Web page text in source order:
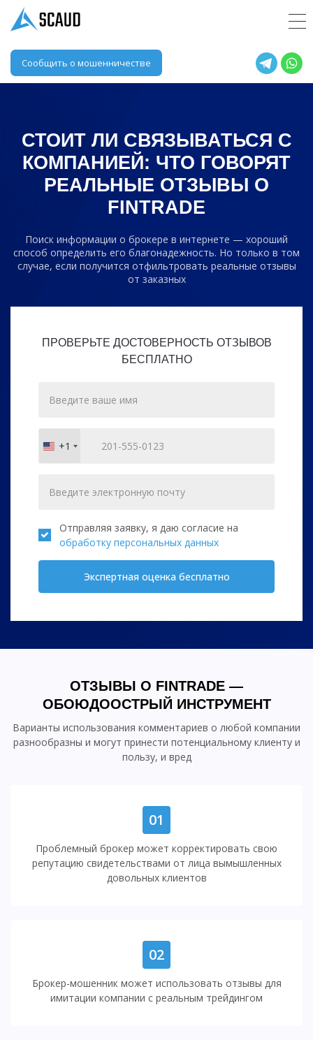
Сообщить о мошенничестве
СТОИТ ЛИ СВЯЗЫВАТЬСЯ С
КОМПАНИЕЙ: ЧТО ГОВОРЯТ
РЕАЛЬНЫЕ ОТЗЫВЫ О
FINTRADE
Поиск информации о брокере в интернете — хороший
способ определить его благонадежность. Но только в том
случае, если получится отфильтровать реальные отзывы
от заказных
ПРОВЕРЬТЕ ДОСТОВЕРНОСТЬ ОТЗЫВОВ
БЕСПЛАТНО
United
States
+1
Отправляя заявку, я даю согласие на
обработку персональных данных
Экспертная оценка бесплатно
ОТЗЫВЫ О FINTRADE —
ОБОЮДООСТРЫЙ ИНСТРУМЕНТ
Варианты использования комментариев о любой компании
разнообразны и могут принести потенциальному клиенту и
пользу, и вред
01
Проблемный брокер может корректировать свою
репутацию свидетельствами от лица вымышленных
довольных клиентов
02
Брокер-мошенник может использовать отзывы для
имитации компании с реальным трейдингом